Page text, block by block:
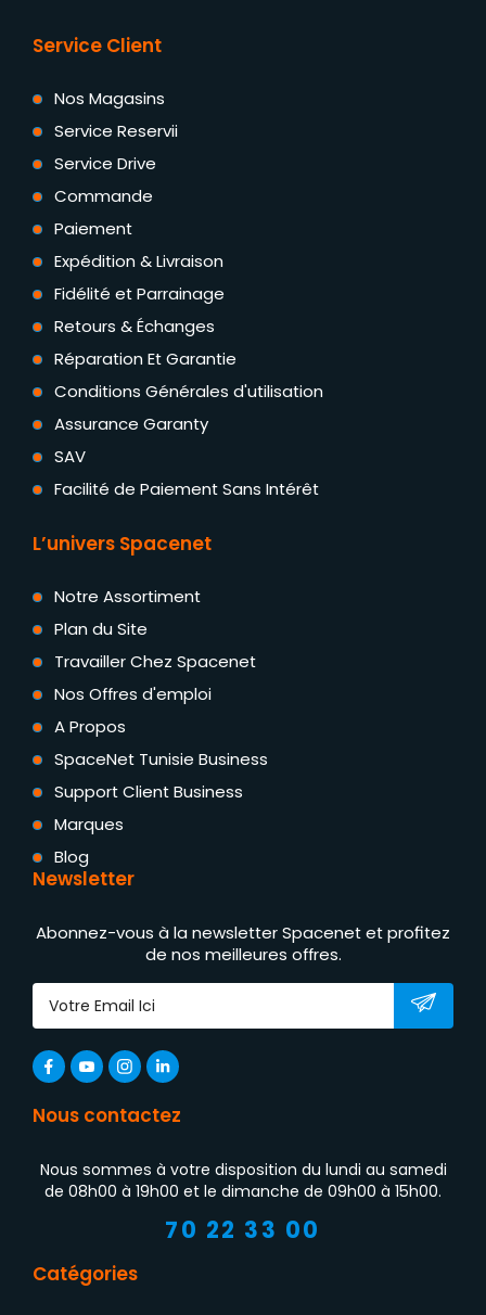
Service Client
Nos Magasins
Service Reservii
Service Drive
Commande
Paiement
Expédition & Livraison
Fidélité et Parrainage
Retours & Échanges
Réparation Et Garantie
Conditions Générales d'utilisation
Assurance Garanty
SAV
Facilité de Paiement Sans Intérêt
L’univers Spacenet
Notre Assortiment
Plan du Site
Travailler Chez Spacenet
Nos Offres d'emploi
A Propos
SpaceNet Tunisie Business
Support Client Business
Marques
Blog
Newsletter
Abonnez-vous à la newsletter Spacenet et profitez
de nos meilleures offres.
Nous contactez
Nous sommes à votre disposition du lundi au samedi
de 08h00 à 19h00 et le dimanche de 09h00 à 15h00.
70 22 33 00
Catégories